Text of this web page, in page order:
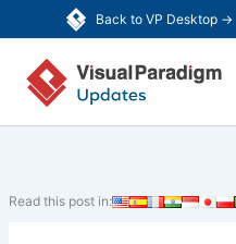
Back to VP Desktop →
Inhalt
springen
Read this post in: